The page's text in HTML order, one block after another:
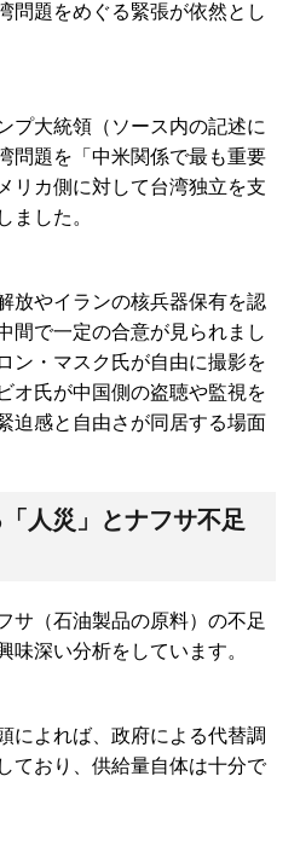
問題をめぐる緊張が依然とし
プ大統領（ソース内の記述に
問題を「中米関係で最も重要
リカ側に対して台湾独立を支
ました。
放やイランの核兵器保有を認
間で一定の合意が見られまし
ン・マスク氏が自由に撮影を
オ氏が中国側の盗聴や監視を
迫感と自由さが同居する場面
人災」とナフサ不足
サ（石油製品の原料）の不足
味深い分析をしています。
によれば、政府による代替調
ており、供給量自体は十分で